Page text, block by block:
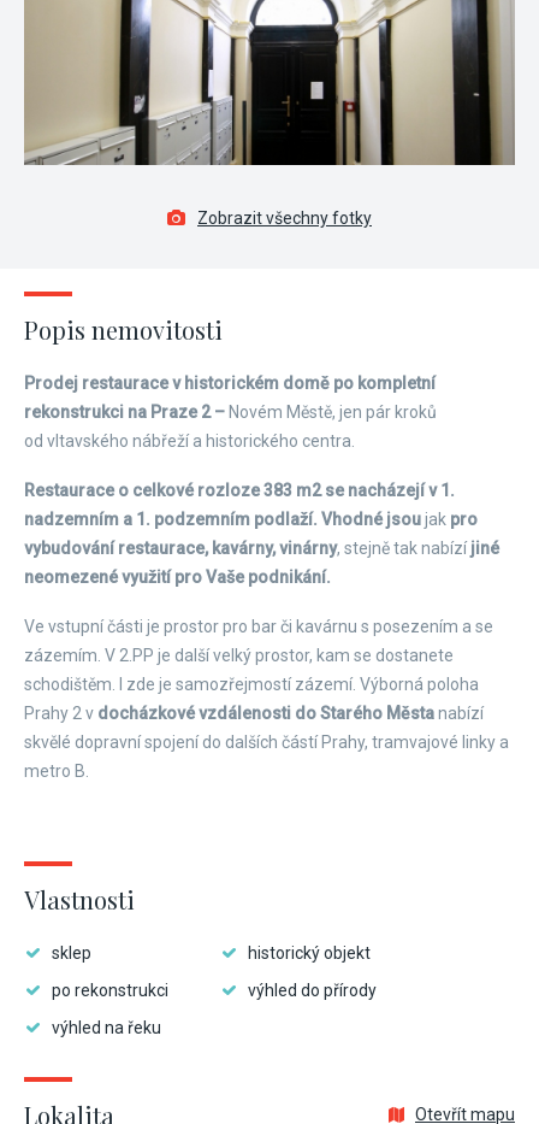
Zobrazit všechny fotky
Popis nemovitosti
Prodej restaurace v historickém domě po kompletní
rekonstrukci na Praze 2 – Novém Městě, jen pár kroků
od vltavského nábřeží a historického centra.
Restaurace o celkové rozloze 383 m2se nacházejí v 1.
nadzemním a 1. podzemním podlaží. Vhodné jsoujak pro
vybudování restaurace, kavárny, vinárny, stejně tak nabízíjiné
neomezené využití pro Vaše podnikání.
Ve vstupní části je prostor pro bar či kavárnu s posezením a se
zázemím. V 2.PP je další velký prostor, kam se dostanete
schodištěm. I zde je samozřejmostí zázemí. Výborná poloha
Prahy 2 v docházkové vzdálenosti do Starého Městanabízí
skvělé dopravní spojení do dalších částí Prahy, tramvajové linky a
metro B.
Vlastnosti
sklep
historický objekt
po rekonstrukci
výhled do přírody
výhled na řeku
Lokalita Otevřít mapu